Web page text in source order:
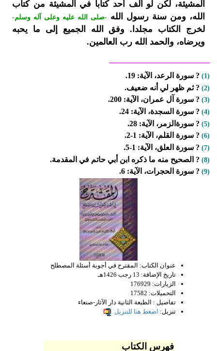
المشيئة، لكن لو ألف أحد كتابا في المشيئة من كتاب
الله، ومن سنة رسول الله -صلى الله عليه وعلى آله وسلم-
لخرج الكتاب مجلدا. وفق الله الجميع إلى ما يحبه
ويرضاه، والحمد الله رب العالمين.
(1) ? سورة الرعد، الآية: 19.
(2) ? ثم ظهر لي أنه ضعيف.
(3) ? سورة آل عمران، الآية: 200.
(4) ? سورة السجدة، الآية: 24.
(5) ? سورةالزمر، الآية: 28.
(6) ? سورة القلم، الآية: 1-2.
(7) ? سورة العلق، الآية: 1-5.
(8) ? الصحيح منه ما ذكره ابن أبي حاتم في المقدمة.
(9) ? سورة الحجرات، الآية: 6.
عنوان الكتاب: المقترح في أجوبة أسئلة المصطلح
تاريخ الإضافة: 13 رجب 1426هـ
الزيارات: 176929
التحميلات: 17582
تفاصيل : الطبعة الثانية دار الآثار-صنعاء
تنزيل: اضغط هنا للتنزيل
فهرس الكتاب